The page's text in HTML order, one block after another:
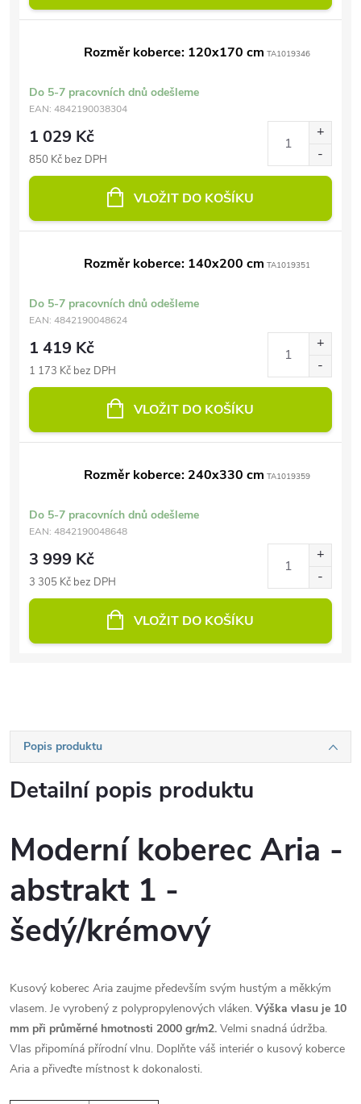
Rozměr koberce: 120x170 cm TA1019346
Do 5-7 pracovních dnů odešleme
EAN: 4842190038304
1 029 Kč
850 Kč bez DPH
VLOŽIT DO KOŠÍKU
Rozměr koberce: 140x200 cm TA1019351
Do 5-7 pracovních dnů odešleme
EAN: 4842190048624
1 419 Kč
1 173 Kč bez DPH
VLOŽIT DO KOŠÍKU
Rozměr koberce: 240x330 cm TA1019359
Do 5-7 pracovních dnů odešleme
EAN: 4842190048648
3 999 Kč
3 305 Kč bez DPH
VLOŽIT DO KOŠÍKU
Popis produktu
Detailní popis produktu
Moderní koberec Aria -
abstrakt 1 -
šedý/krémový
Kusový koberec Aria zaujme především svým hustým a měkkým
vlasem. Je vyrobený z polypropylenových vláken. Výška vlasu je 10
mm při průměrné hmotnosti 2000 gr/m2. Velmi snadná údržba.
Vlas připomíná přírodní vlnu. Doplňte váš interiér o kusový koberce
Aria a přiveďte místnost k dokonalosti.